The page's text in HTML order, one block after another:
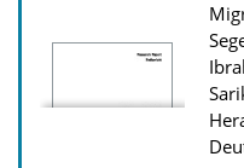
s
z
u
r
P